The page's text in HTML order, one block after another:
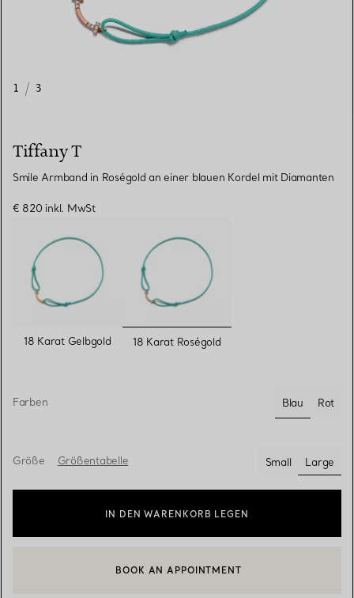
1 / 3
Tiffany T
Smile Armband in Roségold an einer blauen Kordel mit Diamanten
€ 820 inkl. MwSt
Farben
Blau
ausgewählt
Rot
18 Karat Gelbgold ausgewählt
18 Karat Roségold
Größe Größentabelle Small
Large
IN DEN WARENKORB LEGEN
EINEN KUNDENBERATER KONTAKTIEREN ODER EINEN
BOOK AN APPOINTMENT